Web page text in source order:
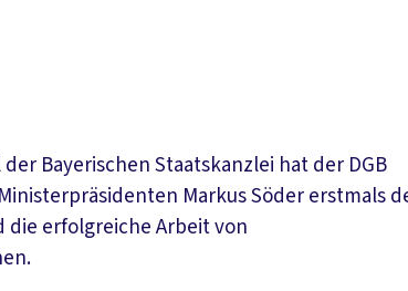
Bayerischen Staatskanzlei hat der DGB
Markus Söder erstmals
die erfolgreiche Arbeit von